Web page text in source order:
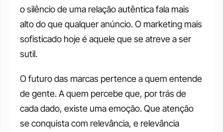
o silêncio de uma relação autêntica fala mais
alto do que qualquer anúncio. O marketing mais
sofisticado hoje é aquele que se atreve a ser
sutil.
O futuro das marcas pertence a quem entende
de gente. A quem percebe que, por trás de
cada dado, existe uma emoção. Que atenção
se conquista com relevância, e relevância